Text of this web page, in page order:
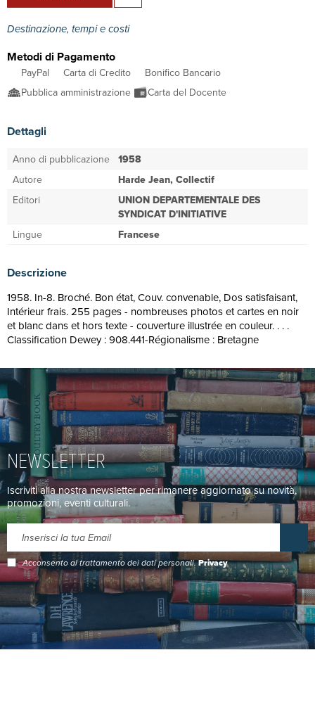
Destinazione, tempi e costi
Metodi di Pagamento
PayPal Carta di Credito
Bonifico Bancario
Pubblica amministrazione
Carta del Docente
Dettagli
Anno di pubblicazione 1958
Autore
Harde Jean, Collectif
Editori
UNION DEPARTEMENTALE DES
SYNDICAT D'INITIATIVE
Lingue
Francese
Descrizione
1958. In-8. Broché. Bon état, Couv. convenable, Dos satisfaisant,
Intérieur frais. 255 pages - nombreuses photos et cartes en noir
et blanc dans et hors texte - couverture illustrée en couleur. . . .
Classification Dewey : 908.441-Régionalisme : Bretagne
NEWSLETTER
Iscriviti alla nostra newsletter per rimanere aggiornato su novità,
promozioni, eventi culturali.
Acconsento al trattamento dei dati personali.Privacy